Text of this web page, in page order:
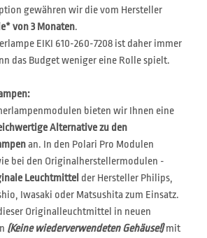
gewähren wir die vom Hersteller
von 3 Monaten.
EIKI 610-260-7208 ist daher immer
das Budget weniger eine Rolle spielt.
bieten wir Ihnen eine
Alternative zu den
an. In den Polari Pro Modulen
bei den Originalherstellermodulen -
Leuchtmittel der Hersteller Philips,
Iwasaki oder Matsushita zum Einsatz.
Originalleuchtmittel in neuen
(Keine wiederverwendeten Gehäuse!)mit